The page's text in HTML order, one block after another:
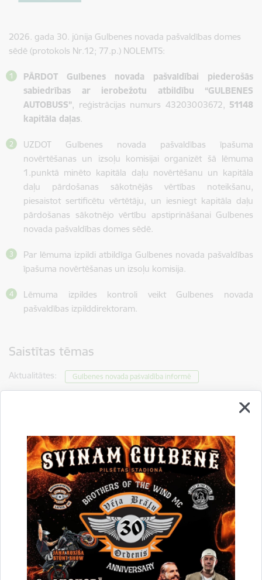
2026. gada 30. jūnija Gulbenes novada pašvaldības domes
sēdē (protokols Nr.12; 77.p.) NOLEMTS:
PĀRDOT Gulbenes novada pašvaldībai piederošās
sabiedrības ar ierobežotu atbildību “GULBENES
AUTOBUSS”, reģistrācijas numurs 43203003672, 51148
kapitāla daļas.
UZDOT Gulbenes novada pašvaldības īpašuma
novērtēšanas un izsoļu komisijai organizēt šā lēmuma
1.punktā minēto kapitāla daļu novērtēšanu un kapitāla
daļu pārdošanas sākotnējās vērtības noteikšanu,
piesaistot sertificētu vērtētāju, un iesniegt kapitāla daļu
pārdošanas sākotnējo vērtību apstiprināšanai Gulbenes
novada pašvaldības domes sēdē.
Par lēmuma izpildi atbildīga Gulbenes novada pašvaldības
īpašuma novērtēšanas un izsoļu komisija.
Lēmuma izpildes kontroli veikt Gulbenes novada
pašvaldības izpilddirektoram.
Saistītas tēmas
Aktualitātes: Gulbenes novada pašvaldība informē
Dalīties